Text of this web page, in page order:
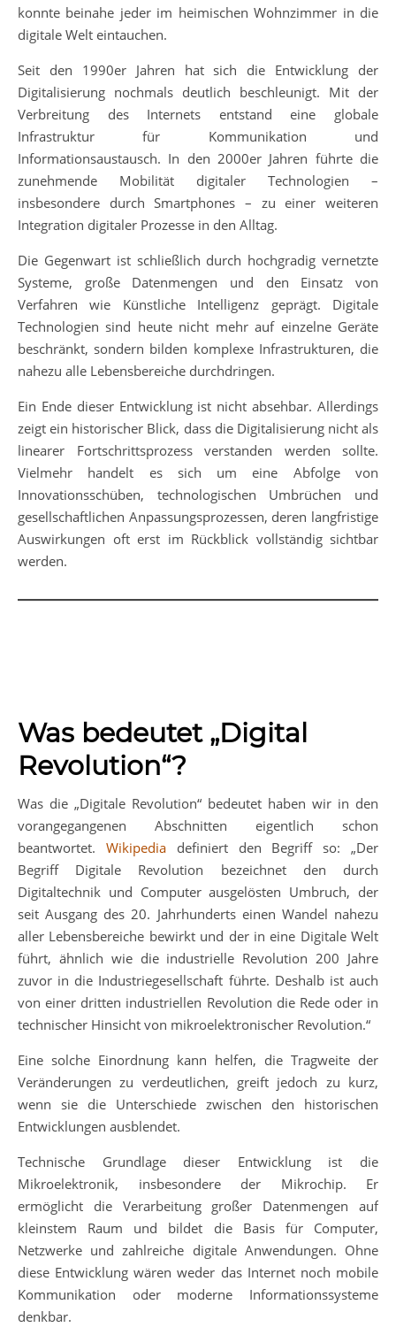
konnte beinahe jeder im heimischen Wohnzimmer in die
digitale Welt eintauchen.
Seit den 1990er Jahren hat sich die Entwicklung der
Digitalisierung nochmals deutlich beschleunigt. Mit der
Verbreitung des Internets entstand eine globale
Infrastruktur für Kommunikation und
Informationsaustausch. In den 2000er Jahren führte die
zunehmende Mobilität digitaler Technologien –
insbesondere durch Smartphones – zu einer weiteren
Integration digitaler Prozesse in den Alltag.
Die Gegenwart ist schließlich durch hochgradig vernetzte
Systeme, große Datenmengen und den Einsatz von
Verfahren wie Künstliche Intelligenz geprägt. Digitale
Technologien sind heute nicht mehr auf einzelne Geräte
beschränkt, sondern bilden komplexe Infrastrukturen, die
nahezu alle Lebensbereiche durchdringen.
Ein Ende dieser Entwicklung ist nicht absehbar. Allerdings
zeigt ein historischer Blick, dass die Digitalisierung nicht als
linearer Fortschrittsprozess verstanden werden sollte.
Vielmehr handelt es sich um eine Abfolge von
Innovationsschüben, technologischen Umbrüchen und
gesellschaftlichen Anpassungsprozessen, deren langfristige
Auswirkungen oft erst im Rückblick vollständig sichtbar
werden.
Was bedeutet „Digital
Revolution“?
Was die „Digitale Revolution“ bedeutet haben wir in den
vorangegangenen Abschnitten eigentlich schon
beantwortet. Wikipediadefiniert den Begriff so: „Der
Begriff Digitale Revolution bezeichnet den durch
Digitaltechnik und Computer ausgelösten Umbruch, der
seit Ausgang des 20. Jahrhunderts einen Wandel nahezu
aller Lebensbereiche bewirkt und der in eine Digitale Welt
führt, ähnlich wie die industrielle Revolution 200 Jahre
zuvor in die Industriegesellschaft führte. Deshalb ist auch
von einer dritten industriellen Revolution die Rede oder in
technischer Hinsicht von mikroelektronischer Revolution.“
Eine solche Einordnung kann helfen, die Tragweite der
Veränderungen zu verdeutlichen, greift jedoch zu kurz,
wenn sie die Unterschiede zwischen den historischen
Entwicklungen ausblendet.
Technische Grundlage dieser Entwicklung ist die
Mikroelektronik, insbesondere der Mikrochip. Er
ermöglicht die Verarbeitung großer Datenmengen auf
kleinstem Raum und bildet die Basis für Computer,
Netzwerke und zahlreiche digitale Anwendungen. Ohne
diese Entwicklung wären weder das Internet noch mobile
Kommunikation oder moderne Informationssysteme
denkbar.